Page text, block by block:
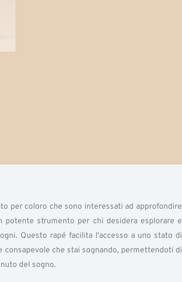
per coloro che sono interessati ad approfondire
potente strumento per chi desidera esplorare e
Questo rapé facilita l'accesso a uno stato di
consapevole che stai sognando, permettendoti di
del sogno.